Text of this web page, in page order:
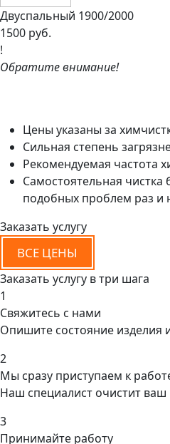
Двуспальный 1900/2000
1500 руб.
!
Обратите внимание!
Цены указаны за
Сильная степень
Рекомендуемая частота
Самостоятельная
подобных проблем раз и
Заказать услугу
ВСЕ ЦЕНЫ
Заказать услугу в три шага
1
Свяжитесь с нами
Опишите состояние изделия
2
Мы сразу приступаем к
Наш специалист очистит ваш
3
Принимайте работу